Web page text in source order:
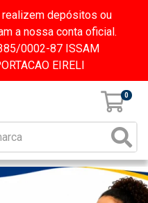
realizem depósitos ou
a nossa conta oficial.
0002-87 ISSAM
EIRELI
0